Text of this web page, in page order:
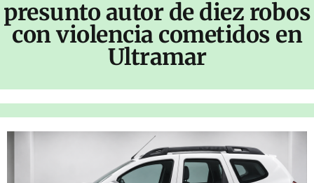
presunto autor de diez robos
con violencia cometidos en
Ultramar